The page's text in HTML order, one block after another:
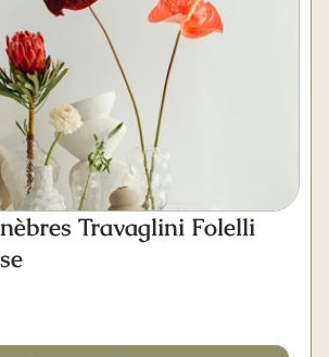
Travaglini Folelli